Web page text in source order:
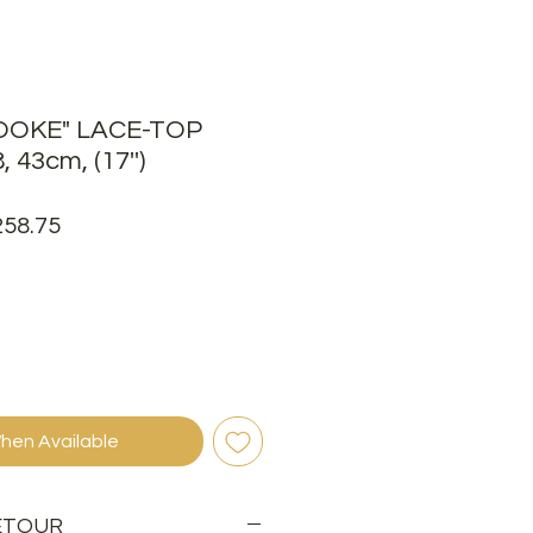
LACE-TOP
43cm, (17'')
Sale
Available
& RETOUR